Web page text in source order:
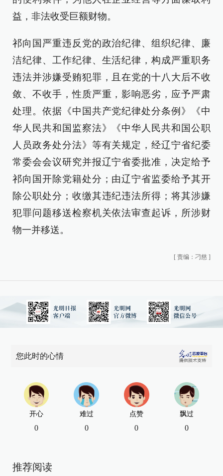
益，非法收受巨额财物。
祁向国严重违反党的政治纪律、组织纪律、廉
洁纪律、工作纪律、生活纪律，构成严重职务
违法并涉嫌受贿犯罪，且在党的十八大后不收
敛、不收手，性质严重，影响恶劣，应予严肃
处理。依据《中国共产党纪律处分条例》《中
华人民共和国监察法》《中华人民共和国公职
人员政务处分法》等有关规定，经辽宁省纪委
常委会会议研究并报辽宁省委批准，决定给予
祁向国开除党籍处分；由辽宁省监委给予其开
除公职处分；收缴其违纪违法所得；将其涉嫌
犯罪问题移送检察机关依法审查起诉，所涉财
物一并移送。
[ 责编：刁慈 ]
您此时的心情
开心
0
难过
0
点赞
0
飘过
0
推荐阅读